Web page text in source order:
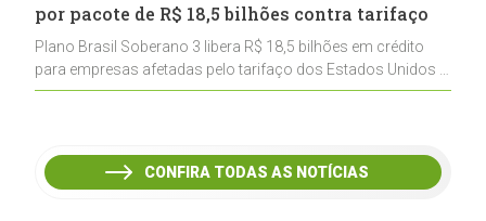
por pacote de R$ 18,5 bilhões contra tarifaço
Plano Brasil Soberano 3 libera R$ 18,5 bilhões em crédito
para empresas afetadas pelo tarifaço dos Estados Unidos e
inclui a pecuária entre os setores estratégicos
CONFIRA TODAS AS NOTÍCIAS